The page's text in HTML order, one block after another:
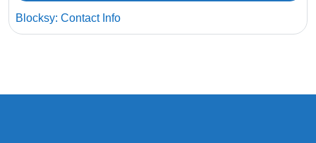
Blocksy: Contact Info